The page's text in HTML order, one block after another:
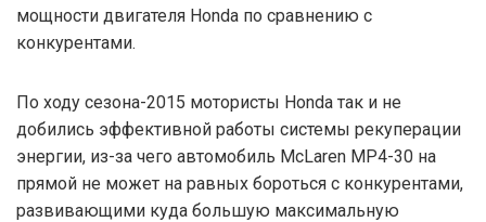
мощности двигателя Honda по сравнению с
конкурентами.
По ходу сезона-2015 мотористы Honda так и не
добились эффективной работы системы рекуперации
энергии, из-за чего автомобиль McLaren MP4-30 на
прямой не может на равных бороться с конкурентами,
развивающими куда большую максимальную